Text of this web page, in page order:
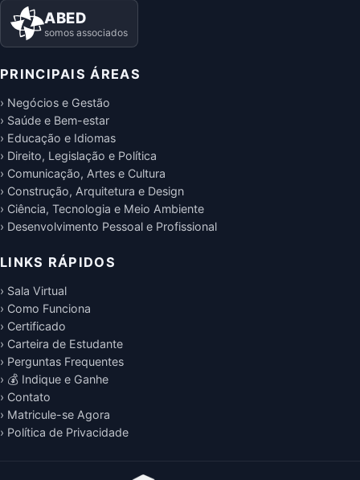
ABED
somos associados
PRINCIPAIS ÁREAS
› Negócios e Gestão
› Saúde e Bem-estar
› Educação e Idiomas
› Direito, Legislação e Política
› Comunicação, Artes e Cultura
› Construção, Arquitetura e Design
› Ciência, Tecnologia e Meio Ambiente
› Desenvolvimento Pessoal e Profissional
LINKS RÁPIDOS
› Sala Virtual
› Como Funciona
› Certificado
› Carteira de Estudante
› Perguntas Frequentes
› 💰 Indique e Ganhe
› Contato
› Matricule-se Agora
› Política de Privacidade